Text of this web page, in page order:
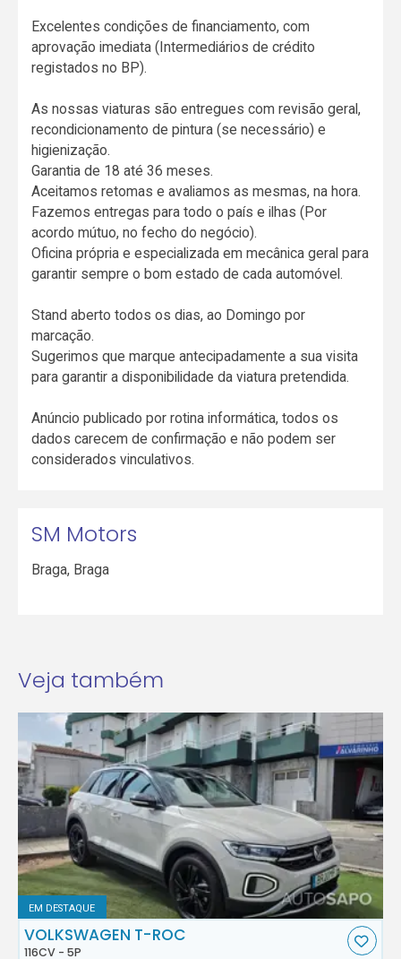
Excelentes condições de financiamento, com
aprovação imediata (Intermediários de crédito
registados no BP).
As nossas viaturas são entregues com revisão geral,
recondicionamento de pintura (se necessário) e
higienização.
Garantia de 18 até 36 meses.
Aceitamos retomas e avaliamos as mesmas, na hora.
Fazemos entregas para todo o país e ilhas (Por
acordo mútuo, no fecho do negócio).
Oficina própria e especializada em mecânica geral para
garantir sempre o bom estado de cada automóvel.
Stand aberto todos os dias, ao Domingo por
marcação.
Sugerimos que marque antecipadamente a sua visita
para garantir a disponibilidade da viatura pretendida.
Anúncio publicado por rotina informática, todos os
dados carecem de confirmação e não podem ser
considerados vinculativos.
SM Motors
Braga, Braga
Veja também
EM DESTAQUE
VOLKSWAGEN T-ROC
116CV - 5P